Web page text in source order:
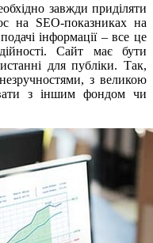
завжди приділяти
на SEO-показниках на
інформації – все це
Сайт має бути
для публіки. Так,
незручностями, з великою
з іншим фондом чи